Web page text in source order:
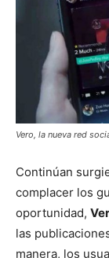
Vero, la nueva red
Continúan
complacer los
oportunidad,
las
manera, los